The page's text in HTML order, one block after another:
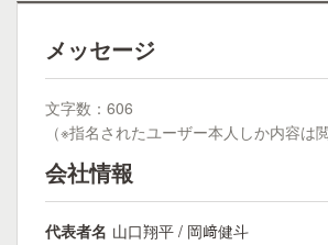
メッセージ
文字数：606
（※指名されたユーザー本人しか内容は
会社情報
代表者名 山口翔平 / 岡﨑健斗